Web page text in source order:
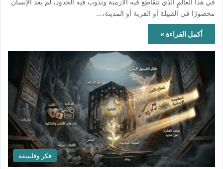
محصورًا في القبيلة أو القرية أو المدينة،…
أكمل القراءة »
فكر وفلسفة